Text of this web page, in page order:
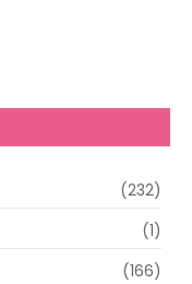
(232)
(1)
(166)